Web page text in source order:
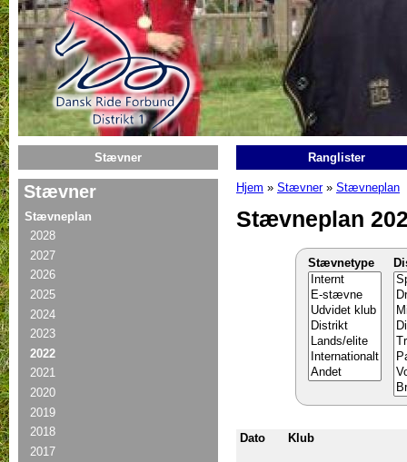
Gå til hovedindhold
Stævner Ranglister
Du er her
Hjem » Stævner» Stævneplan
Stævneplan
Stævnetype
Dato Klub
Stævner
Stævneplan
2028
2027
2026
2025
2024
2023
2022
2021
2020
2019
2018
2017